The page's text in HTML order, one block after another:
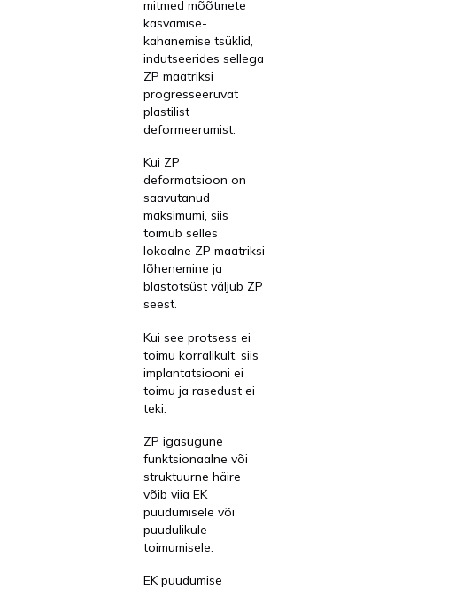
mitmed mõõtmete
kasvamise-
kahanemise tsüklid,
indutseerides sellega
ZP maatriksi
progresseeruvat
plastilist
deformeerumist.
Kui ZP
deformatsioon on
saavutanud
maksimumi, siis
toimub selles
lokaalne ZP maatriksi
lõhenemine ja
blastotsüst väljub ZP
seest.
Kui see protsess ei
toimu korralikult, siis
implantatsiooni ei
toimu ja rasedust ei
teki.
ZP igasugune
funktsionaalne või
struktuurne häire
võib viia EK
puudumisele või
puudulikule
toimumisele.
EK puudumise